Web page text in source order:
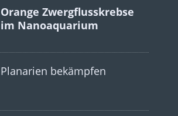
Orange Zwergflusskrebse
im Nanoaquarium
Planarien bekämpfen